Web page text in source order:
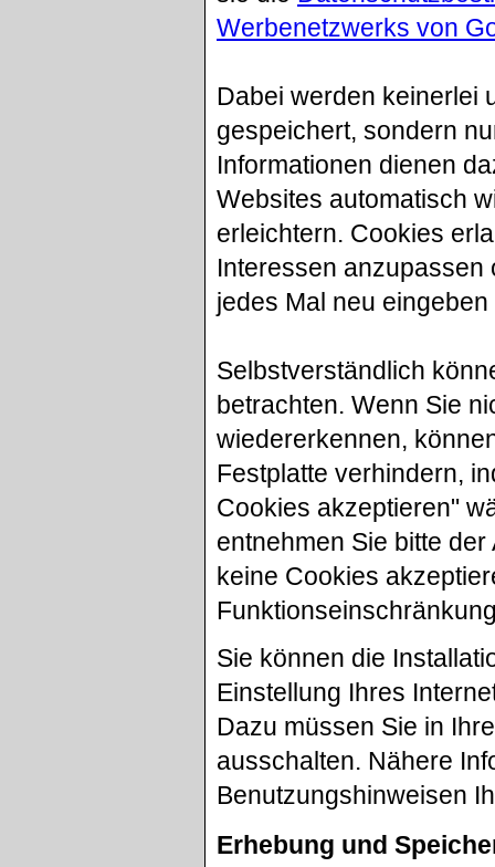
Werbenetzwerks von
Dabei werden keinerlei
gespeichert, sondern
Informationen dienen
Websites automatisch
erleichtern. Cookies
Interessen anzupassen
jedes Mal neu
Selbstverständlich
betrachten. Wenn Sie
wiedererkennen,
Festplatte verhindern,
Cookies akzeptieren"
entnehmen Sie bitte
keine Cookies
Sie können die
Einstellung Ihres
Dazu müssen Sie in
ausschalten. Nähere
Benutzungshinweisen
Erhebung und